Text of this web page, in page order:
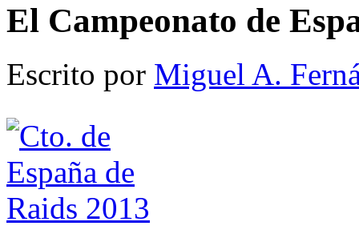
El Campeonato de
Escrito por Miguel A.